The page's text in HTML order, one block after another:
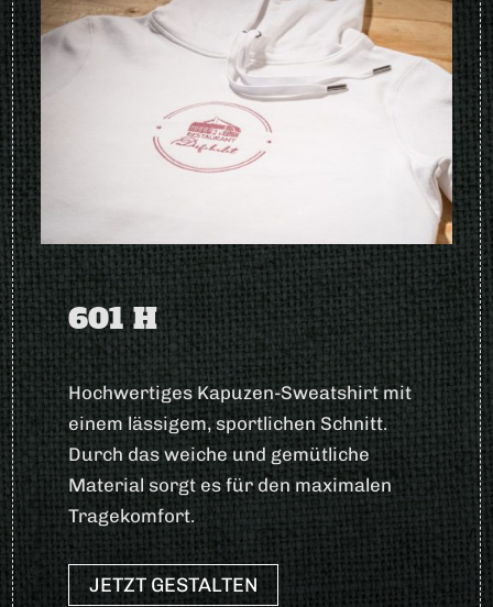
601 H
Hochwertiges Kapuzen-Sweatshirt mit
einem lässigem, sportlichen Schnitt.
Durch das weiche und gemütliche
Material sorgt es für den maximalen
Tragekomfort.
JETZT GESTALTEN